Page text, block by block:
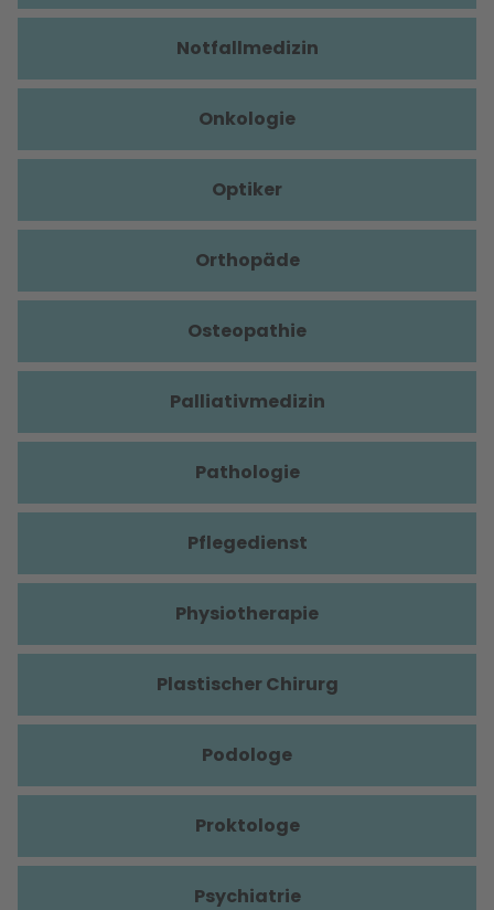
Notfallmedizin
Onkologie
Optiker
Orthopäde
Osteopathie
Palliativmedizin
Pathologie
Pflegedienst
Physiotherapie
Plastischer Chirurg
Podologe
Proktologe
Psychiatrie